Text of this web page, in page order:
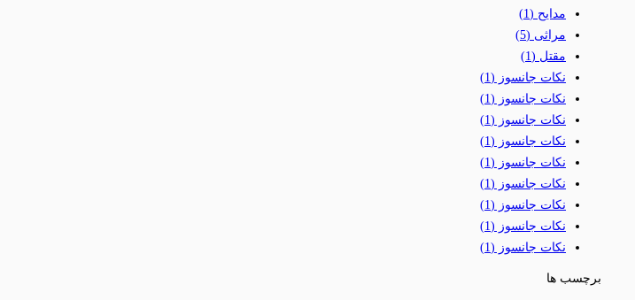
مدایح (1)
مراثی (5)
مقتل (1)
نکات جانسوز (1)
نکات جانسوز (1)
نکات جانسوز (1)
نکات جانسوز (1)
نکات جانسوز (1)
نکات جانسوز (1)
نکات جانسوز (1)
نکات جانسوز (1)
نکات جانسوز (1)
برچسب ها